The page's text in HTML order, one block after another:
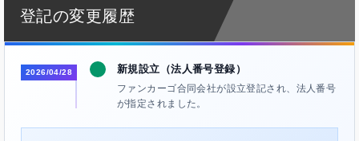
登記の変更履歴
2026/04/28 新規設立（法人番号登録）
ファンカーゴ合同会社が設立登記され、法人番号
が指定されました。